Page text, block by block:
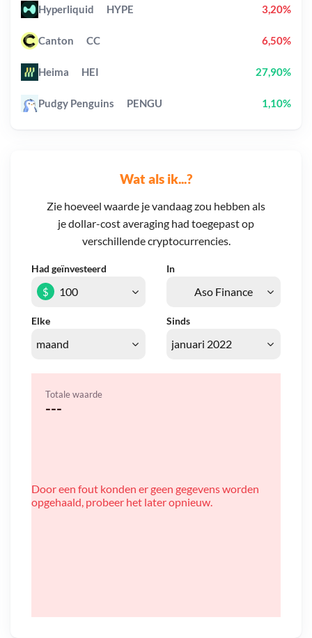
Wat als ik...?
Zie hoeveel waarde je vandaag zou hebben als
je dollar-cost averaging had toegepast op
verschillende cryptocurrencies.
Had geïnvesteerd In
Elke Sinds
$
Totale waarde
---
Door een fout konden er geen gegevens worden
opgehaald, probeer het later opnieuw.
Hyperliquid HYPE 3,20%
Canton CC 6,50%
Heima HEI 27,90%
Pudgy Penguins PENGU 1,10%